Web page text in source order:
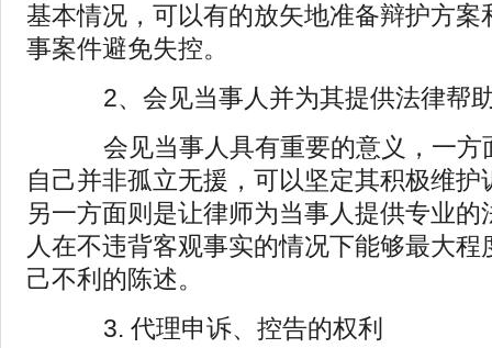
基本情况，可以有的放矢地准备辩护方案
事案件避免失控。
2、会见当事人并为其提供法律帮
会见当事人具有重要的意义，一方
自己并非孤立无援，可以坚定其积极维护
另一方面则是让律师为当事人提供专业的
人在不违背客观事实的情况下能够最大
己不利的陈述。
3. 代理申诉、控告的权利